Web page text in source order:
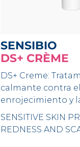
SENSIBIO
DS+ CRÈME
DS+ Creme:
calmante contra el
enrojecimiento y
SENSITIVE SKIN
REDNESS AND